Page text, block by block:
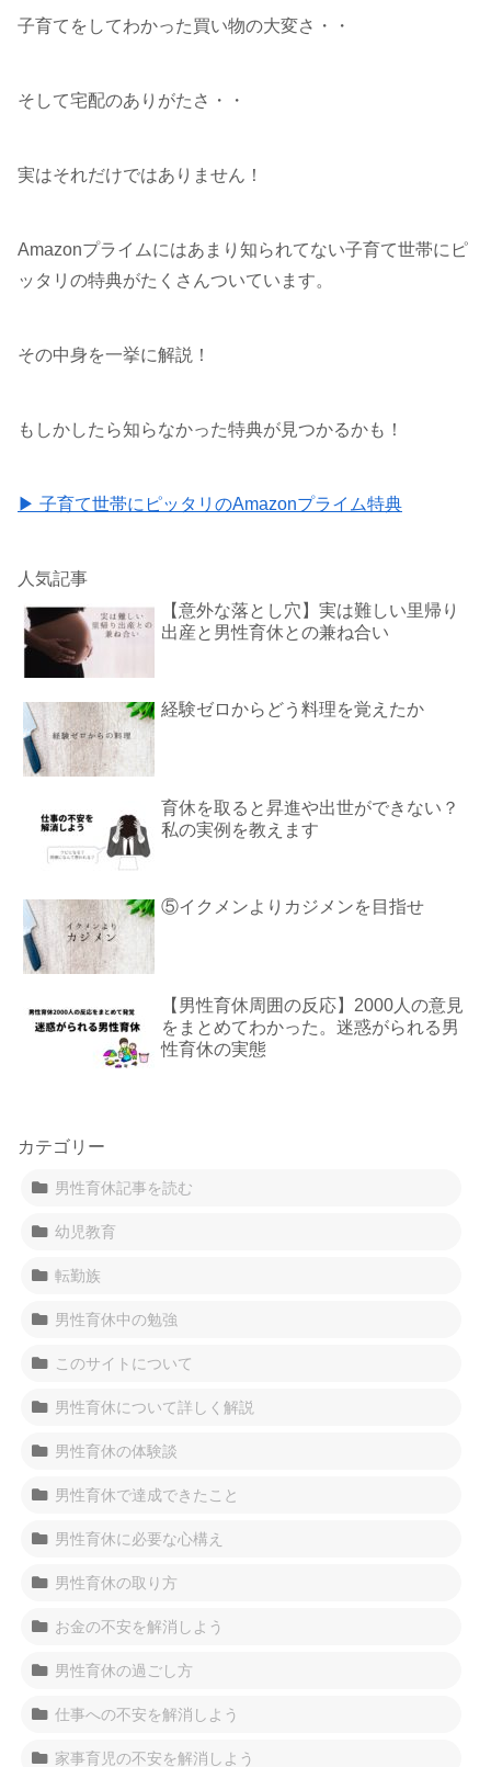
子育てをしてわかった買い物の大変さ・・
そして宅配のありがたさ・・
実はそれだけではありません！
Amazonプライムにはあまり知られてない子育て世帯にピ
ッタリの特典がたくさんついています。
その中身を一挙に解説！
もしかしたら知らなかった特典が見つかるかも！
▶ 子育て世帯にピッタリのAmazonプライム特典
人気記事
【意外な落とし穴】実は難しい里帰り
出産と男性育休との兼ね合い
経験ゼロからどう料理を覚えたか
育休を取ると昇進や出世ができない？
私の実例を教えます
⑤イクメンよりカジメンを目指せ
【男性育休周囲の反応】2000人の意見
をまとめてわかった。迷惑がられる男
性育休の実態
カテゴリー
男性育休記事を読む
幼児教育
転勤族
男性育休中の勉強
このサイトについて
男性育休について詳しく解説
男性育休の体験談
男性育休で達成できたこと
男性育休に必要な心構え
男性育休の取り方
お金の不安を解消しよう
男性育休の過ごし方
仕事への不安を解消しよう
家事育児の不安を解消しよう